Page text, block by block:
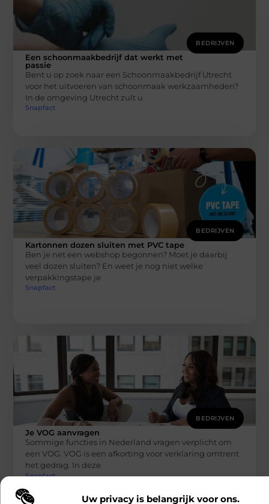
Uw privacy is belangrijk voor ons.
BEDRIJVEN
Een schoonmaakbedrijf dat werkt met
passie
Bent u op zoek naar een Schoonmaakbedrijf Utrecht
voor het uitvoeren van schoonmaak werkzaamheden?
In de omgeving Utrecht zult u
Snapfact
BEDRIJVEN
Kartonnen dozen sluiten met PVC tape
Ben je net een webshop begonnen? Moet je daarbij
veel dozen sluiten? En weet je nog niet welke
verpakkingstape je
Snapfact
BEDRIJVEN
Je VOG aanvragen
Sommige functies in Nederland vragen verplicht om
een VOG. VOG is een afkorting voor verklaring omtrent
het gedrag. In deze
Snapfact